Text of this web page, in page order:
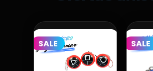
SALE SALE